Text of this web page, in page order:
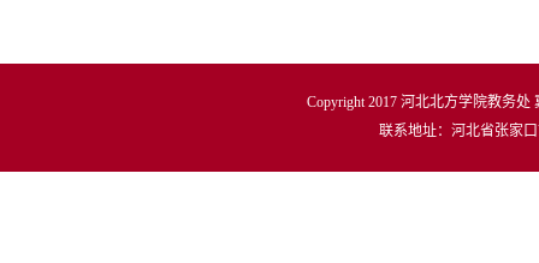
Copyright 2017 河北北方学院教务处
联系地址：河北省张家